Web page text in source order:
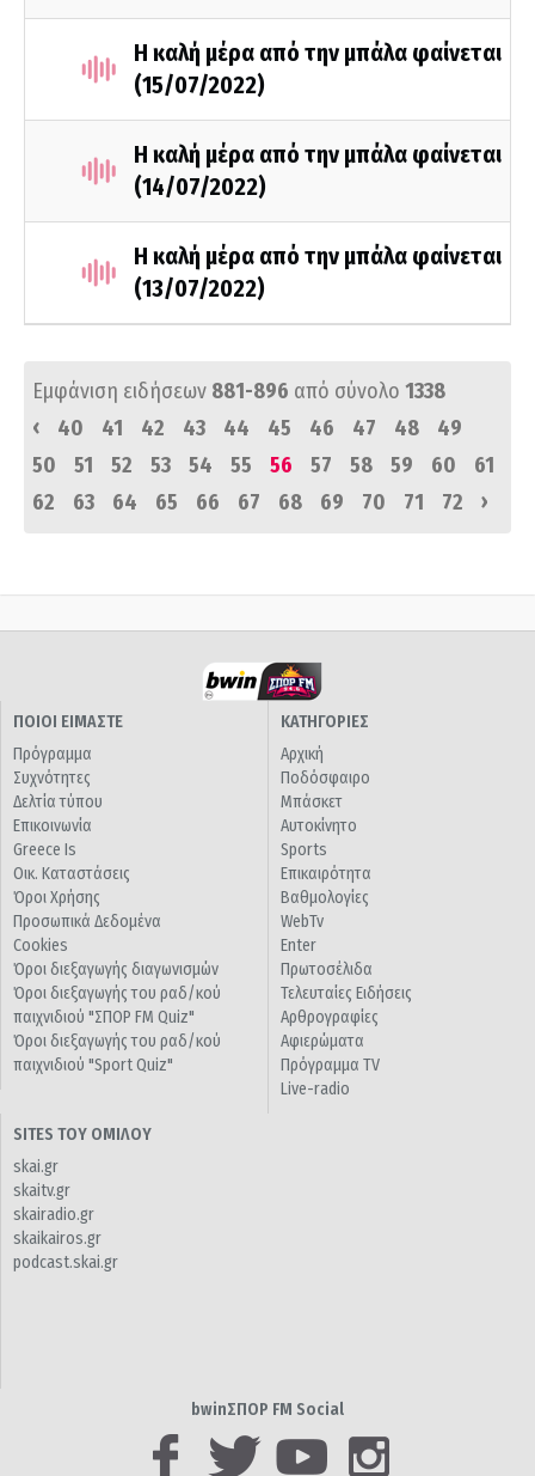
Η καλή μέρα από την μπάλα φαίνεται
(15/07/2022)
Η καλή μέρα από την μπάλα φαίνεται
(14/07/2022)
Η καλή μέρα από την μπάλα φαίνεται
(13/07/2022)
Εμφάνιση ειδήσεων 881-896 από σύνολο 1338
‹
40 41 42 43 44 45 46 47 48
49
50
51 52 53 54 55 56 57 58 59 60
61
62
63 64 65 66 67 68 69 70 71 72 ›
ΠΟΙΟΙ ΕΙΜΑΣΤΕ
Πρόγραμμα
Συχνότητες
Δελτία τύπου
Επικοινωνία
Greece Is
Οικ. Καταστάσεις
Όροι Χρήσης
Προσωπικά Δεδομένα
Cookies
Όροι διεξαγωγής διαγωνισμών
Όροι διεξαγωγής του ραδ/κού
παιχνιδιού "ΣΠΟΡ FM Quiz"
Όροι διεξαγωγής του ραδ/κού
παιχνιδιού "Sport Quiz"
ΚΑΤΗΓΟΡΙΕΣ
Αρχική
Ποδόσφαιρο
Μπάσκετ
Αυτοκίνητο
Sports
Επικαιρότητα
Βαθμολογίες
WebTv
Enter
Πρωτοσέλιδα
Τελευταίες Ειδήσεις
Αρθρογραφίες
Αφιερώματα
Πρόγραμμα TV
Live-radio
SITES ΤΟΥ ΟΜΙΛΟΥ
skai.gr
skaitv.gr
skairadio.gr
skaikairos.gr
podcast.skai.gr
bwinΣΠΟΡ FM Social